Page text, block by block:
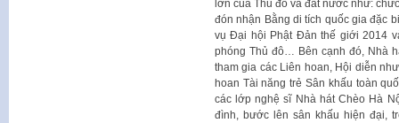
lớn của Thủ đô và đất nước như:
đón nhận Bằng di tích quốc gia đặc
vụ Đại hội Phật Đản thế giới 2014
phóng Thủ đô… Bên cạnh đó, Nhà
tham gia các Liên hoan, Hội diễn
hoan Tài năng trẻ Sân khấu toàn
các lớp nghệ sĩ Nhà hát Chèo Hà
đình, bước lên sân khấu hiện đại,